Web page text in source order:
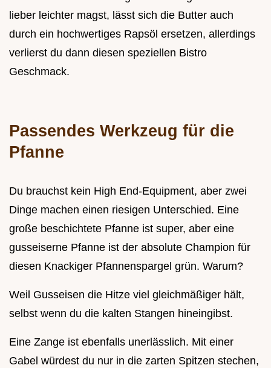
lieber leichter magst, lässt sich die Butter auch
durch ein hochwertiges Rapsöl ersetzen, allerdings
verlierst du dann diesen speziellen Bistro
Geschmack.
Passendes Werkzeug für die
Pfanne
Du brauchst kein High End-Equipment, aber zwei
Dinge machen einen riesigen Unterschied. Eine
große beschichtete Pfanne ist super, aber eine
gusseiserne Pfanne ist der absolute Champion für
diesen Knackiger Pfannenspargel grün. Warum?
Weil Gusseisen die Hitze viel gleichmäßiger hält,
selbst wenn du die kalten Stangen hineingibst.
Eine Zange ist ebenfalls unerlässlich. Mit einer
Gabel würdest du nur in die zarten Spitzen stechen,